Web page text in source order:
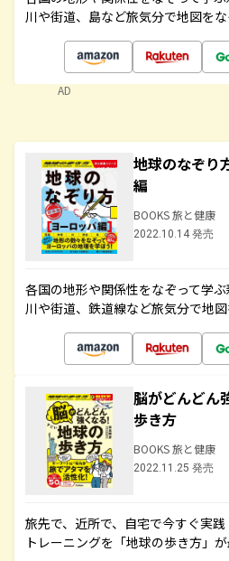
川や街道、島など旅気分で地図を
AD
地球のなぞ
編
BOOKS 旅と健康
2022.10.14 発売
各国の地形や関係性をなぞって学ぶ
川や街道、鉄道線など旅気分で地
脳がどんどん
歩き方
BOOKS 旅と健康
2022.11.25 発売
旅先で、近所で、自宅で今すぐ実
トレーニングを「地球の歩き方」